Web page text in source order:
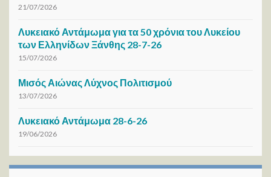
21/07/2026
Λυκειακό Αντάμωμα για τα 50 χρόνια του Λυκείου
των Ελληνίδων Ξάνθης 28-7-26
15/07/2026
Μισός Αιώνας Λύχνος Πολιτισμού
13/07/2026
Λυκειακό Αντάμωμα 28-6-26
19/06/2026